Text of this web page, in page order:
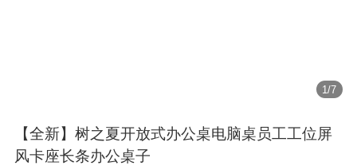
1/7
【全新】树之夏开放式办公桌电脑桌员工工位屏
风卡座长条办公桌子